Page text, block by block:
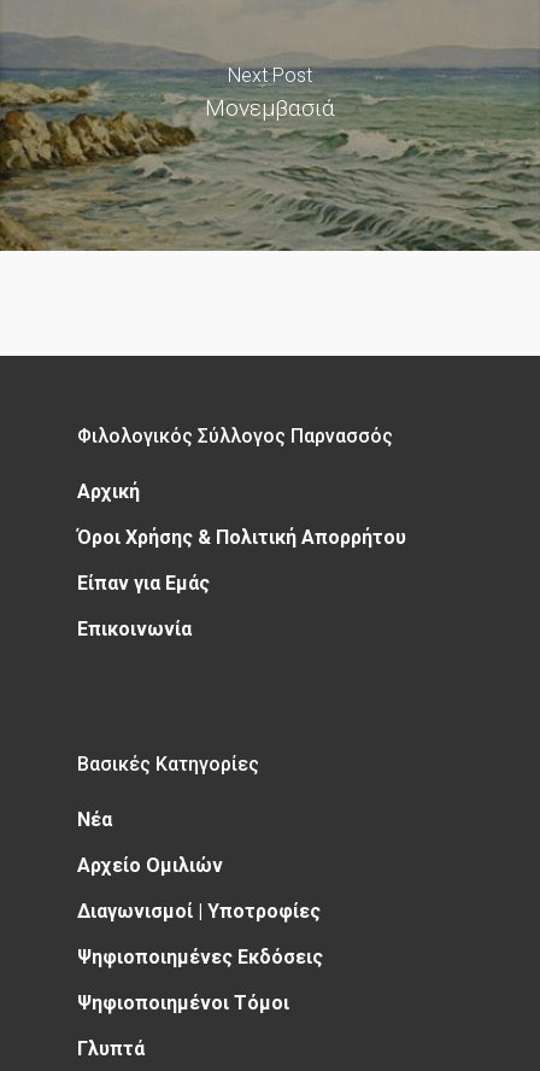
Next Post
Μονεμβασιά
Φιλολογικός Σύλλογος Παρνασσός
Αρχική
Όροι Χρήσης & Πολιτική Απορρήτου
Είπαν για Εμάς
Επικοινωνία
Βασικές Κατηγορίες
Νέα
Αρχείο Ομιλιών
Διαγωνισμοί | Υποτροφίες
Ψηφιοποιημένες Εκδόσεις
Ψηφιοποιημένοι Τόμοι
Γλυπτά